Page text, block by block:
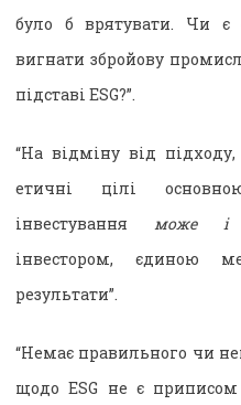
було б врятувати. Чи є
вигнати збройову
підставі ESG?”.
“На відміну від
етичні цілі
інвестування може і
інвестором, єдиною
результати”.
“Немає правильного чи
щодо ESG не є